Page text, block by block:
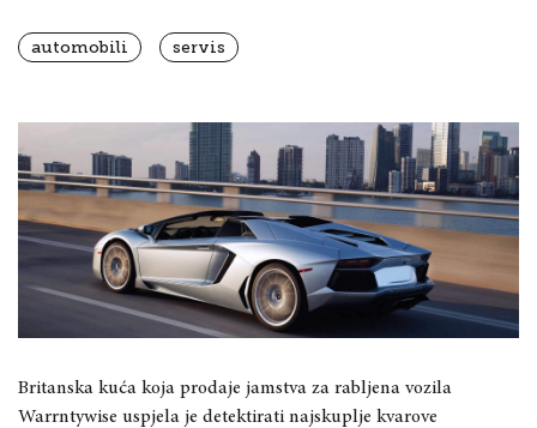
automobili servis
Britanska kuća koja prodaje jamstva za rabljena vozila
Warrntywise uspjela je detektirati najskuplje kvarove